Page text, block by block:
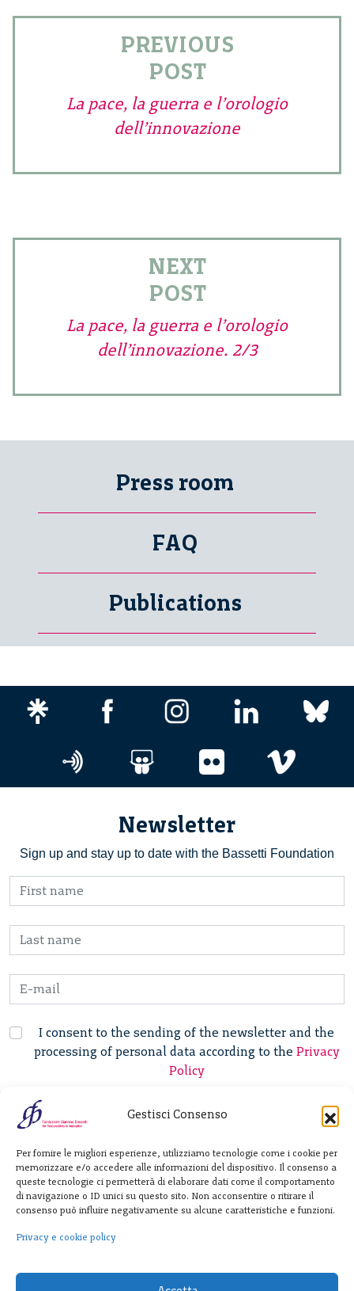
Gestisci Consenso
Per fornire le migliori esperienze, utilizziamo tecnologie come i cookie per
memorizzare e/o accedere alle informazioni del dispositivo. Il consenso a
queste tecnologie ci permetterà di elaborare dati come il comportamento
di navigazione o ID unici su questo sito. Non acconsentire o ritirare il
consenso può influire negativamente su alcune caratteristiche e funzioni.
Privacy e cookie policy
PREVIOUS
POST
La pace, la guerra e l’orologio
dell’innovazione
NEXT
POST
La pace, la guerra e l’orologio
dell’innovazione. 2/3
Press room
FAQ
Publications
Newsletter
Sign up and stay up to date with the Bassetti Foundation
I consent to the sending of the newsletter and the
processing of personal data according to the Privacy
Policy
Giannino Bassetti ETS
Via Michele Barozzi 4
F. + 39 02 76392030